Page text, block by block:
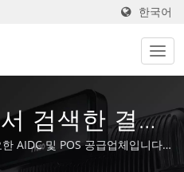
한국어
검색한 결과
POS 솔루션
AIDC 및 POS 공급업체입니다.
업체로서, 회사는 강력한 R&D 역